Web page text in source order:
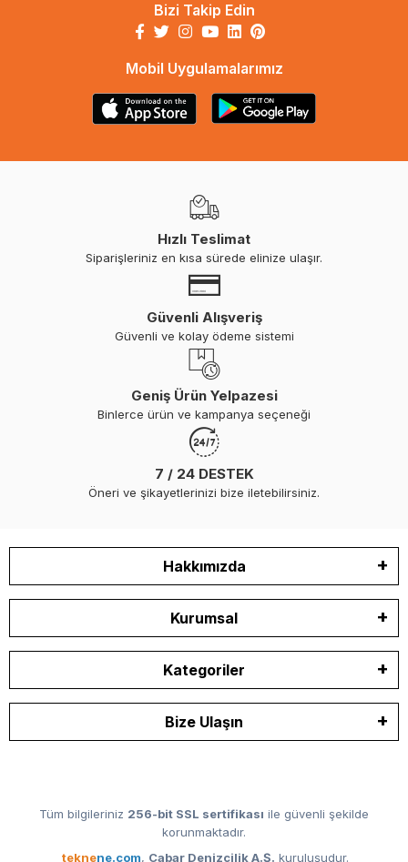
Bizi Takip Edin
Mobil Uygulamalarımız
Hızlı Teslimat
Siparişleriniz en kısa sürede elinize ulaşır.
Güvenli Alışveriş
Güvenli ve kolay ödeme sistemi
Geniş Ürün Yelpazesi
Binlerce ürün ve kampanya seçeneği
7 / 24 DESTEK
Öneri ve şikayetlerinizi bize iletebilirsiniz.
Hakkımızda
Kurumsal
Kategoriler
Bize Ulaşın
Tüm bilgileriniz 256-bit SSL sertifikası ile güvenli şekilde
korunmaktadır.
teknene.com, Cabar Denizcilik A.Ş. kuruluşudur.